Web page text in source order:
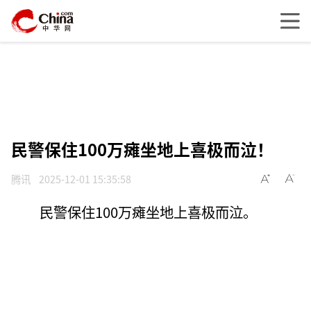
民警保住100万瘫坐地上喜极而泣！
腾讯 2025-12-01 15:35:58
民警保住100万瘫坐地上喜极而泣。